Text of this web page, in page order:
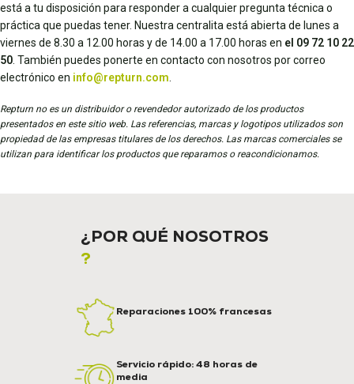
está a tu disposición para responder a cualquier pregunta técnica o
práctica que puedas tener. Nuestra centralita está abierta de lunes a
viernes de 8.30 a 12.00 horas y de 14.00 a 17.00 horas en el 09 72 10 22
50 . También puedes ponerte en contacto con nosotros por correo
electrónico en info@repturn.com
Repturn no es un distribuidor o revendedor autorizado de los productos
presentados en este sitio web. Las referencias, marcas y logotipos utilizados son
propiedad de las empresas titulares de los derechos. Las marcas comerciales se
utilizan para identificar los productos que reparamos o reacondicionamos.
¿POR QUÉ NOSOTROS
?
Reparaciones 100% francesas
Servicio rápido: 48 horas de
media